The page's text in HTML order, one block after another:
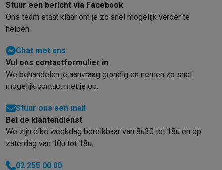
Stuur een bericht via Facebook
Ons team staat klaar om je zo snel mogelijk verder te
helpen.
Chat met ons
Vul ons contactformulier in
We behandelen je aanvraag grondig en nemen zo snel
mogelijk contact met je op.
Stuur ons een mail
Bel de klantendienst
We zijn elke weekdag bereikbaar van 8u30 tot 18u en op
zaterdag van 10u tot 18u.
02 255 00 00